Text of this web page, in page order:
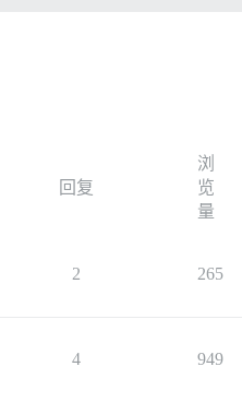
回复
浏
览
量
2 265
4 949